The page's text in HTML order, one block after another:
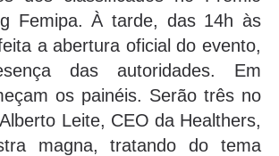
Femipa. À tarde, das 14h às
a abertura oficial do evento,
das autoridades. Em
os painéis. Serão três no
Leite, CEO da Healthers,
magna, tratando do tema